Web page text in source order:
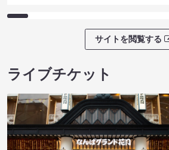
サイトを閲覧する
ライブチケット